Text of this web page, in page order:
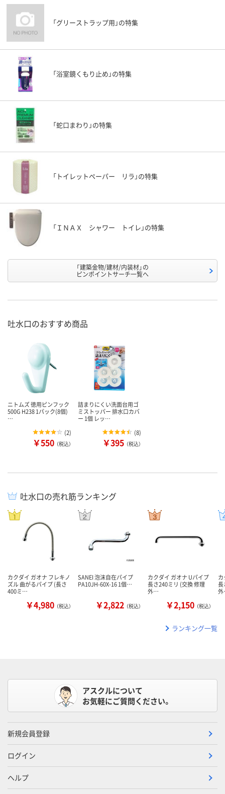
「グリーストラップ用」の特集
「浴室鏡くもり止め」の特集
「蛇口まわり」の特集
「トイレットペーパー リラ」の特集
「ＩＮＡＸ シャワー トイレ」の特集
「建築金物/建材/内装材」の
ピンポイントサーチ一覧へ
吐水口のおすすめ商品
ニトムズ 徳用ピンフック
500G H238 1パック(8個)
…
(2)
￥550 （税込）
詰まりにくい洗面台用ゴ
ミストッパー 排水口カバ
ー 1個 レッ…
(8)
￥395 （税込）
吐水口の売れ筋ランキング
カクダイ ガオナ フレキノ
ズル 曲がるパイプ (長さ
400ミ…
￥4,980 （税込）
SANEI 泡沫自在パイプ
PA10JH-60X-16 1個…
￥2,822 （税込）
カクダイ ガオナ Uパイプ
長さ240ミリ (交換 修理
外…
￥2,150 （税込）
長
ランキング一覧
アスクルについて
お気軽にご質問ください。
新規会員登録
ログイン
ヘルプ